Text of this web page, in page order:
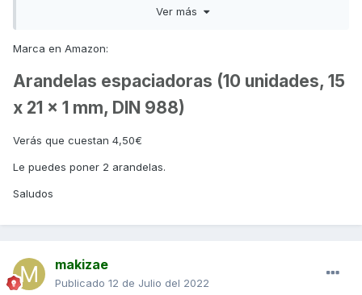
mucho para comprarla mañana mismo.
Ver más
Marca en Amazon:
Arandelas espaciadoras (10 unidades, 15
x 21 x 1 mm, DIN 988)
Verás que cuestan 4,50€
Le puedes poner 2 arandelas.
Saludos
makizae
Publicado 12 de Julio del 2022